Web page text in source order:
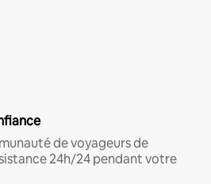
de voyageurs de
24h/24 pendant votre